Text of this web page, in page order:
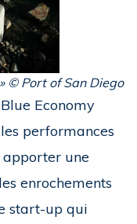
© Port of San Diego
Economy
performances
une
enrochements
start-up qui